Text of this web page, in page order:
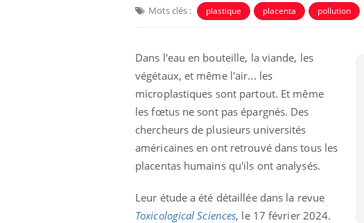
Mots clés : plastique placenta pollution
Dans l'eau en bouteille, la viande, les
végétaux, et même l'air... les
microplastiques sont partout. Et même
les fœtus ne sont pas épargnés. Des
chercheurs de plusieurs universités
américaines en ont retrouvé dans tous les
placentas humains qu'ils ont analysés.
Leur étude a été détaillée dans la revue
Toxicological Sciences, le 17 février 2024.
Mordue par une tique en
vacances, elle reste dans
le coma pendant 42 jours
Mordue par un